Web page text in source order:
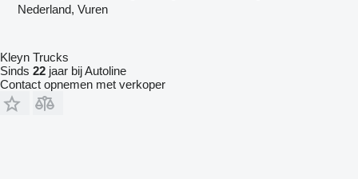
Nederland, Vuren
Kleyn Trucks
Sinds 22 jaar bij Autoline
Contact opnemen met verkoper